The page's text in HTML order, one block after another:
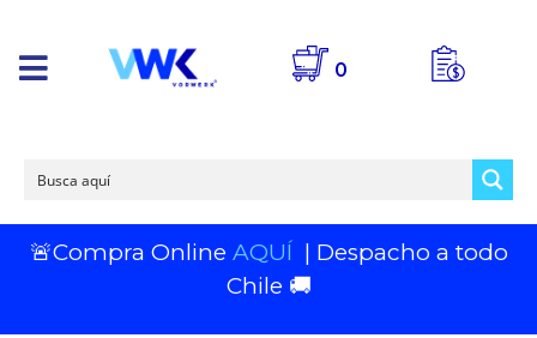
0
🚨Compra Online AQUÍ | Despacho a todo
Chile 🚚